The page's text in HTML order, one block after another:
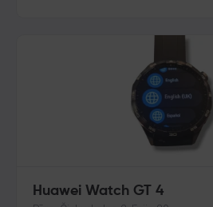
Huawei Watch GT 4